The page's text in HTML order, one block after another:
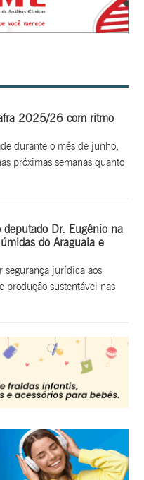
2025/26 com ritmo
durante o mês de junho,
próximas semanas quanto
Dr. Eugênio na
do Araguaia e
segurança jurídica aos
produção sustentável nas